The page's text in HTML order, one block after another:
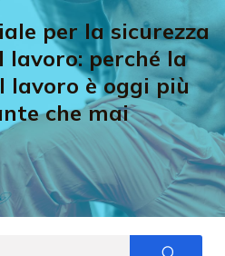
per la sicurezza
lavoro: perché la
lavoro è oggi più
che mai